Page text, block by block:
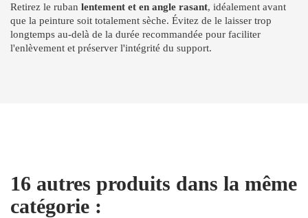
Retirez le ruban lentement et en angle rasant, idéalement avant
que la peinture soit totalement sèche. Évitez de le laisser trop
longtemps au-delà de la durée recommandée pour faciliter
l'enlèvement et préserver l'intégrité du support.
16 autres produits dans la même
catégorie :